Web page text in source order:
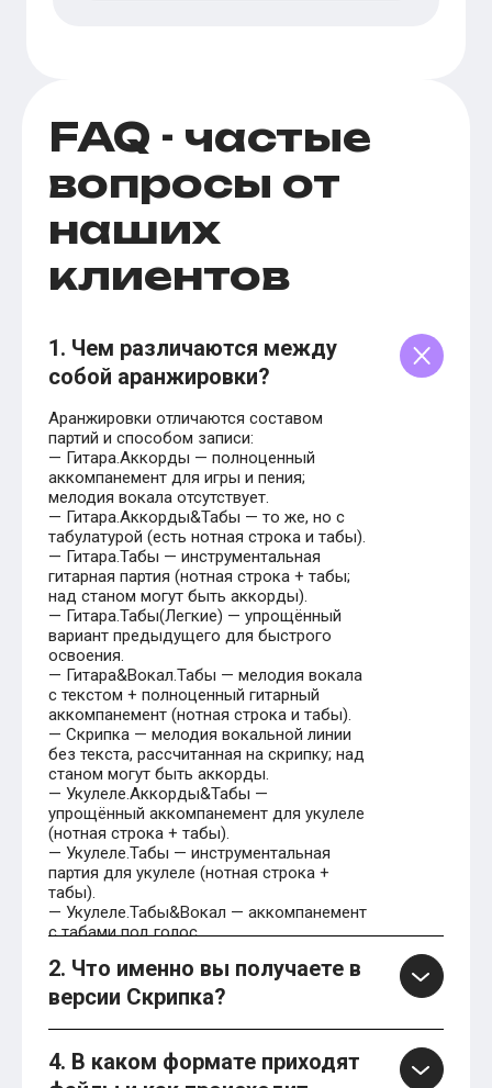
FAQ - частые
вопросы от
наших
клиентов
1. Чем различаются между
собой аранжировки?
Аранжировки отличаются составом
партий и способом записи:
— Гитара.Аккорды — полноценный
аккомпанемент для игры и пения;
мелодия вокала отсутствует.
— Гитара.Аккорды&Табы — то же, но с
табулатурой (есть нотная строка и табы).
— Гитара.Табы — инструментальная
гитарная партия (нотная строка + табы;
над станом могут быть аккорды).
— Гитара.Табы(Легкие) — упрощённый
вариант предыдущего для быстрого
освоения.
— Гитара&Вокал.Табы — мелодия вокала
с текстом + полноценный гитарный
аккомпанемент (нотная строка и табы).
— Скрипка — мелодия вокальной линии
без текста, рассчитанная на скрипку; над
станом могут быть аккорды.
— Укулеле.Аккорды&Табы —
упрощённый аккомпанемент для укулеле
(нотная строка + табы).
— Укулеле.Табы — инструментальная
партия для укулеле (нотная строка +
табы).
— Укулеле.Табы&Вокал — аккомпанемент
с табами под голос.
2. Что именно вы получаете в
версии Скрипка?
4. В каком формате приходят